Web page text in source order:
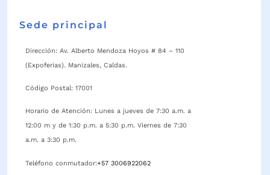
Sede principal
Dirección: Av. Alberto Mendoza Hoyos # 84 – 110
(Expoferias). Manizales, Caldas.
Código Postal: 17001
Horario de Atención: Lunes a jueves de 7:30 a.m. a
12:00 m y de 1:30 p.m. a 5:30 p.m. Viernes de 7:30
a.m. a 3:30 p.m.
Teléfono conmutador:+57 3006922062